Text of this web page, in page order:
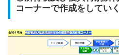
コーナーで作成をしていく